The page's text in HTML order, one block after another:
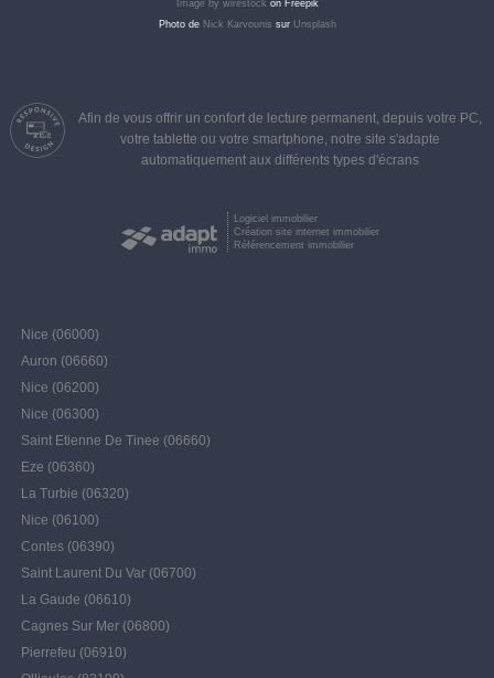
Image by wirestock on Freepik
Photo de Nick Karvounis sur Unsplash
Afin de vous offrir un confort de lecture permanent, depuis votre PC,
votre tablette ou votre smartphone, notre site s'adapte
automatiquement aux différents types d'écrans
Logiciel immobilier
Création site internet immobilier
Référencement immobilier
Nice (06000)
Auron (06660)
Nice (06200)
Nice (06300)
Saint Etienne De Tinee (06660)
Eze (06360)
La Turbie (06320)
Nice (06100)
Contes (06390)
Saint Laurent Du Var (06700)
La Gaude (06610)
Cagnes Sur Mer (06800)
Pierrefeu (06910)